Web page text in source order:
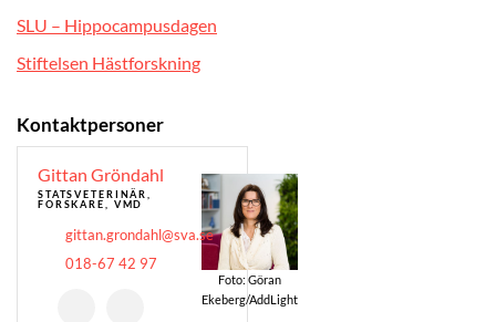
SLU – Hippocampusdagen
Stiftelsen Hästforskning
Kontaktpersoner
Gittan Gröndahl
STATSVETERINÄR,
FORSKARE, VMD
gittan.grondahl@sva.se
018-67 42 97
Foto: Göran
Ekeberg/AddLight